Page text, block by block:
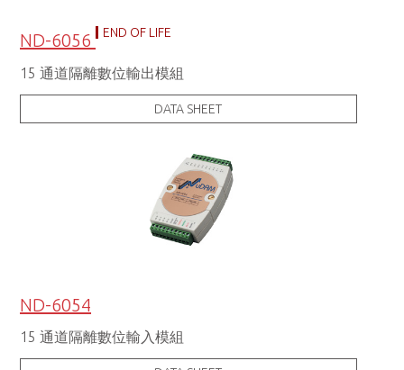
ND-6056 END OF LIFE
15 通道隔離數位輸出模組
DATA SHEET
ND-6054
15 通道隔離數位輸入模組